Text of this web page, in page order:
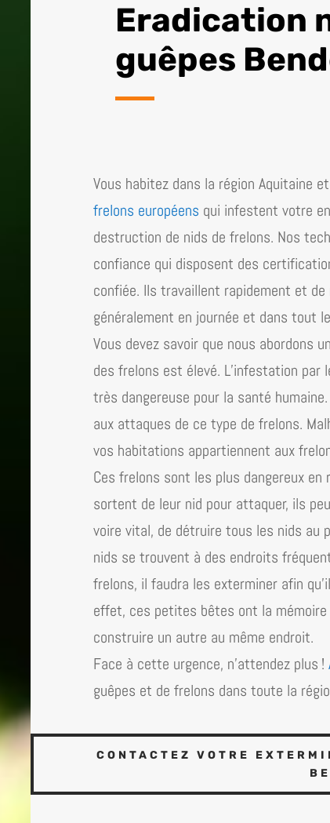
Eradication
guêpes
Vous habitez dans la région Aquitaine
frelons européens qui infestent votre
destruction de nids de frelons. Nos
confiance qui disposent des
confiée. Ils travaillent rapidement et
généralement en journée et dans tout le
Vous devez savoir que nous abordons
des frelons est élevé. L’infestation
très dangereuse pour la santé
aux attaques de ce type de frelons.
vos habitations appartiennent aux
Ces frelons sont les plus dangereux
sortent de leur nid pour attaquer, ils
voire vital, de détruire tous les nids au
nids se trouvent à des endroits
frelons, il faudra les exterminer afin
effet, ces petites bêtes ont la
construire un autre au même endroit.
Face à cette urgence, n’attendez plus !
guêpes et de frelons dans toute la
CONTACTEZ VOTRE